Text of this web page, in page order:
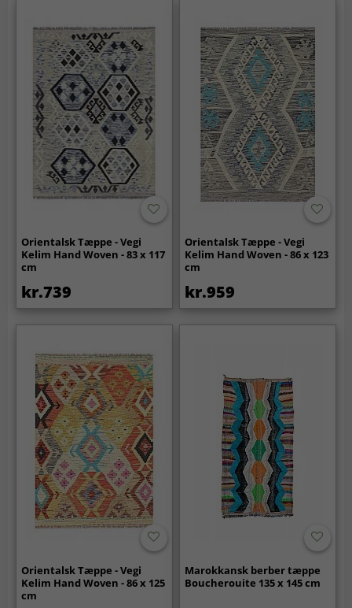
Orientalsk Tæppe - Vegi
Kelim Hand Woven - 83 x 117
cm
kr.739
Orientalsk Tæppe - Vegi
Kelim Hand Woven - 86 x 123
cm
kr.959
Orientalsk Tæppe - Vegi
Kelim Hand Woven - 86 x 125
cm
Marokkansk berber tæppe
Boucherouite 135 x 145 cm